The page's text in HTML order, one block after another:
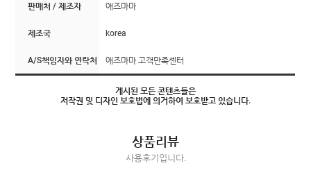
판매처 / 제조자 애즈마마
제조국 korea
A/S책임자와 연락처 애즈마마 고객만족센터
게시된 모든 콘텐츠들은
저작권 및 디자인 보호법에 의거하여 보호받고 있습니다.
상품리뷰
사용후기입니다.